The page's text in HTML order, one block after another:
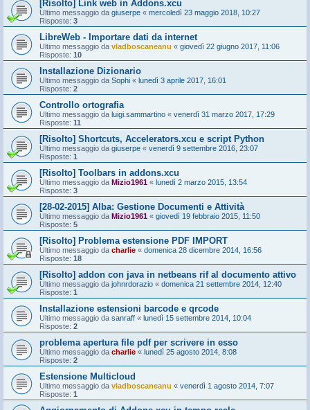
[Risolto] Link web in Addons.xcu
Ultimo messaggio da giuserpe « mercoledì 23 maggio 2018, 10:27
Risposte: 3
LibreWeb - Importare dati da internet
Ultimo messaggio da vladboscaneanu « giovedì 22 giugno 2017, 11:06
Risposte: 10
Installazione Dizionario
Ultimo messaggio da Sophi « lunedì 3 aprile 2017, 16:01
Risposte: 2
Controllo ortografia
Ultimo messaggio da luigi.sammartino « venerdì 31 marzo 2017, 17:29
Risposte: 11
[Risolto] Shortcuts, Accelerators.xcu e script Python
Ultimo messaggio da giuserpe « venerdì 9 settembre 2016, 23:07
Risposte: 1
[Risolto] Toolbars in addons.xcu
Ultimo messaggio da Mizio1961 « lunedì 2 marzo 2015, 13:54
Risposte: 3
[28-02-2015] Alba: Gestione Documenti e Attività
Ultimo messaggio da Mizio1961 « giovedì 19 febbraio 2015, 11:50
Risposte: 5
[Risolto] Problema estensione PDF IMPORT
Ultimo messaggio da charlie « domenica 28 dicembre 2014, 16:56
Risposte: 18
[Risolto] addon con java in netbeans rif al documento attivo
Ultimo messaggio da johnrdorazio « domenica 21 settembre 2014, 12:40
Risposte: 1
Installazione estensioni barcode e qrcode
Ultimo messaggio da sanraff « lunedì 15 settembre 2014, 10:04
Risposte: 2
problema apertura file pdf per scrivere in esso
Ultimo messaggio da charlie « lunedì 25 agosto 2014, 8:08
Risposte: 2
Estensione Multicloud
Ultimo messaggio da vladboscaneanu « venerdì 1 agosto 2014, 7:07
Risposte: 1